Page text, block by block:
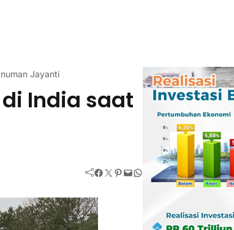
Jayanti
di India saat
Facebook Twitter Pinterest Mail WhatsApp